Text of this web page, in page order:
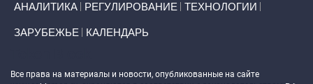
АНАЛИТИКА РЕГУЛИРОВАНИЕ ТЕХНОЛОГИИ
ЗАРУБЕЖЬЕ КАЛЕНДАРЬ
Все права на материалы и новости, опубликованные на сайте